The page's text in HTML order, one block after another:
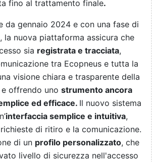
fino al trattamento finale.
da gennaio 2024 e con una fase di
la nuova piattaforma assicura che
sia registrata e tracciata,
tra Ecopneus e tutta la
visione chiara e trasparente della
offrendo uno strumento ancora
ed efficace. Il nuovo sistema
interfaccia semplice e intuitiva,
di ritiro e la comunicazione.
di un profilo personalizzato, che
livello di sicurezza nell'accesso